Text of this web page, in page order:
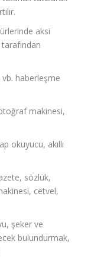
aksi
vb. haberleşme
makinesi,
okuyucu, akıllı
sözlük,
cetvel,
şeker ve
bulundurmak,